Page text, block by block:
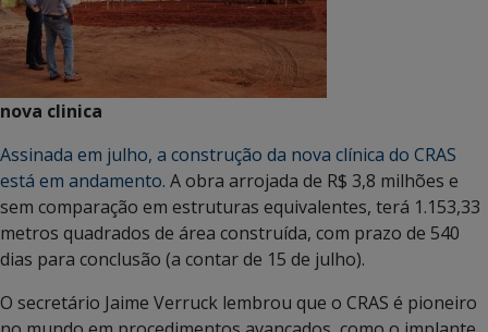
nova clinica
Assinada em julho, a construção da nova clínica do CRAS
está em andamento. A obra arrojada de R$ 3,8 milhões e
sem comparação em estruturas equivalentes, terá 1.153,33
metros quadrados de área construída, com prazo de 540
dias para conclusão (a contar de 15 de julho).
O secretário Jaime Verruck lembrou que o CRAS é pioneiro